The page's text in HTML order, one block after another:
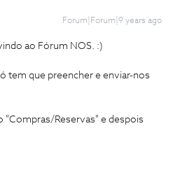
Forum|Forum|9 years ago
ao Fórum NOS. :)
tem que preencher e enviar-nos
"Compras/Reservas" e despois